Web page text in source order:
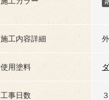
施工内容詳細
使用塗料
工事日数